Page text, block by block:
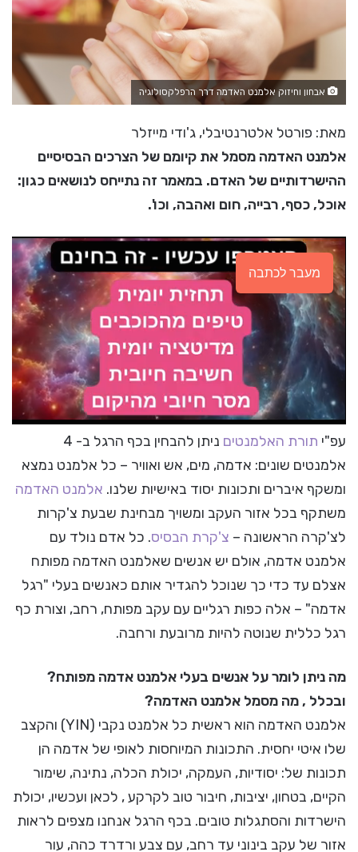
אבחון וחיזוק אלמנט האדמה דרך הרפלקסולוגיה
מאת: פורטל אלטרנטיבלי, ג'ודי מייזלר
אלמנט האדמה מסמל את קיומם של הצרכים הבסיסיים
ההישרדותיים של האדם. במאמר זה נתייחס לנושאים כגון:
אוכל, כסף, רבייה, חום ואהבה, וכו'.
מעבר לכתבה
עפ"י תורת האלמנטים
ניתן להבחין בכף הרגל ב- 4
אלמנטים שונים: אדמה, מים, אש ואוויר – כל אלמנט נמצא
ומשקף איברים ותכונות יסוד באישיות שלנו. אלמנט האדמה
משתקף בכל אזור העקב ומשויך מבחינת שבעת צ'קרות
לצ'קרה הראשונה – צ'קרת הבסיס. כל אדם נולד עם
אלמנט אדמה, אולם יש אנשים שאלמנט האדמה מפותח
אצלם עד כדי כך שנוכל להגדיר אותם כאנשים בעלי "רגל
אדמה" – אלה כפות רגליים עם עקב מפותח, רחב, וצורת כף
רגל כללית שנוטה להיות מרובעת ורחבה.
מה ניתן לומר על אנשים בעלי אלמנט אדמה מפותח?
ובכלל , מה מסמל אלמנט האדמה?
אלמנט האדמה הוא ראשית כל אלמנט נקבי (YIN) והקצב
שלו איטי יחסית. התכונות המיוחסות לאופי של אדמה הן
תכונות של: יסודיות, העמקה, יכולת הכלה, נתינה, שימור
הקיים, בטחון, יציבות, חיבור טוב לקרקע , לכאן ועכשיו, יכולת
הישרדות והסתגלות טובים. בכף הרגל אנחנו מצפים לראות
אזור של עקב בינוני עד רחב, עם צבע ורדרד כהה, עור